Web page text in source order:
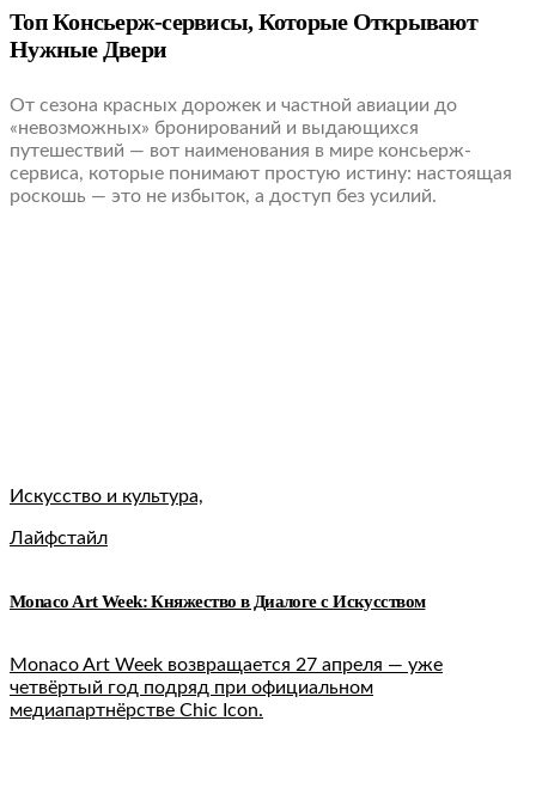
Топ Консьерж-сервисы, Которые Открывают
Нужные Двери
От сезона красных дорожек и частной авиации до
«невозможных» бронирований и выдающихся
путешествий — вот наименования в мире консьерж-
сервиса, которые понимают простую истину: настоящая
роскошь — это не избыток, а доступ без усилий.
Искусство и культура,
Лайфстайл
Monaco Art Week: Княжество в Диалоге с Искусством
Monaco Art Week возвращается 27 апреля — уже
четвёртый год подряд при официальном
медиапартнёрстве Chic Icon.